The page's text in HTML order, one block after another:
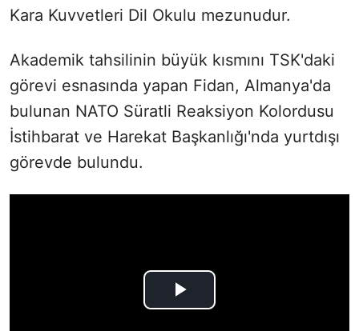
Kara Kuvvetleri Dil Okulu mezunudur.
Akademik tahsilinin büyük kısmını TSK'daki
görevi esnasında yapan Fidan, Almanya'da
bulunan NATO Süratli Reaksiyon Kolordusu
İstihbarat ve Harekat Başkanlığı'nda yurtdışı
görevde bulundu.